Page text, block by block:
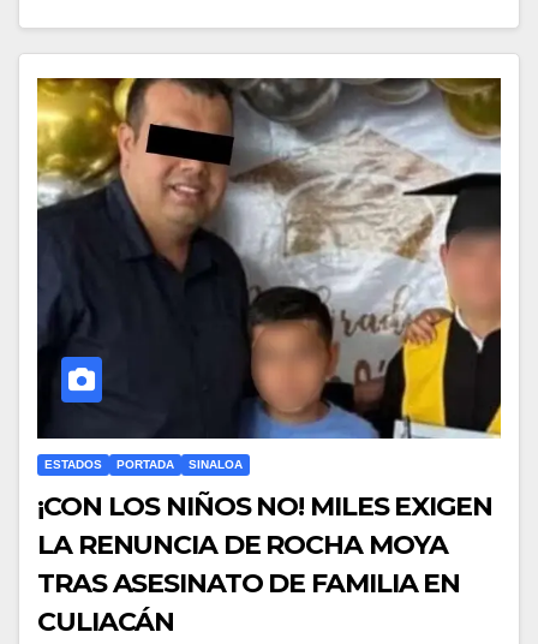
ESTADOS PORTADA SINALOA
¡CON LOS NIÑOS NO! MILES EXIGEN
LA RENUNCIA DE ROCHA MOYA
TRAS ASESINATO DE FAMILIA EN
CULIACÁN